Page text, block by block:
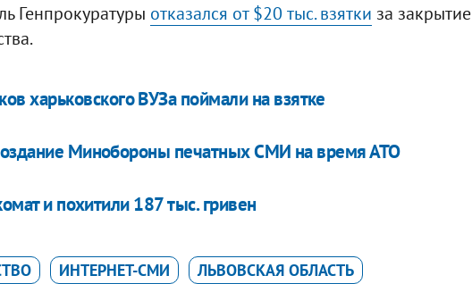
Генпрокуратуры отказался от $20 тыс. взятки за закрытие
харьковского ВУЗа поймали на взятке
Минобороны печатных СМИ на время АТО
и похитили 187 тыс. гривен
ИНТЕРНЕТ-СМИ ЛЬВОВСКАЯ ОБЛАСТЬ